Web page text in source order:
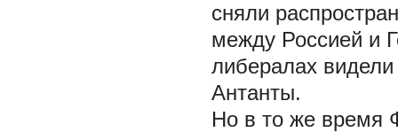
сняли
между Россией и
либералах
Антанты.
Но в то же время